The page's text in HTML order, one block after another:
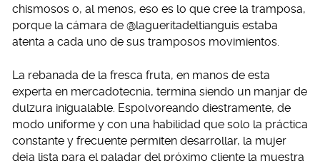
chismosos o, al menos, eso es lo que cree la tramposa,
porque la cámara de @lagueritadeltianguis estaba
atenta a cada uno de sus tramposos movimientos.
La rebanada de la fresca fruta, en manos de esta
experta en mercadotecnia, termina siendo un manjar de
dulzura inigualable. Espolvoreando diestramente, de
modo uniforme y con una habilidad que solo la práctica
constante y frecuente permiten desarrollar, la mujer
deja lista para el paladar del próximo cliente la muestra